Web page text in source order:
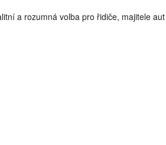
a rozumná volba pro řidiče, majitele aut